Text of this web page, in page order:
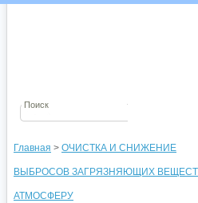
Главная > ОЧИСТКА И СНИЖЕНИЕ
ВЫБРОСОВ ЗАГРЯЗНЯЮЩИХ
АТМОСФЕРУ